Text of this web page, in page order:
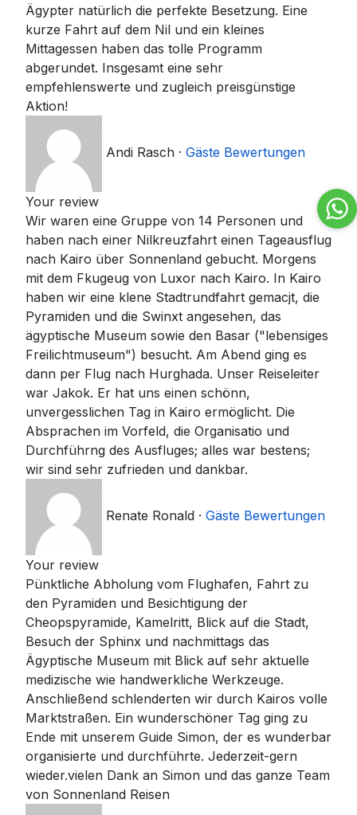
Ägypter natürlich die perfekte Besetzung. Eine
kurze Fahrt auf dem Nil und ein kleines
Mittagessen haben das tolle Programm
abgerundet. Insgesamt eine sehr
empfehlenswerte und zugleich preisgünstige
Aktion!
Andi Rasch · Gäste Bewertungen
Your review
Wir waren eine Gruppe von 14 Personen und
haben nach einer Nilkreuzfahrt einen Tageausflug
nach Kairo über Sonnenland gebucht. Morgens
mit dem Fkugeug von Luxor nach Kairo. In Kairo
haben wir eine klene Stadtrundfahrt gemacjt, die
Pyramiden und die Swinxt angesehen, das
ägyptische Museum sowie den Basar ("lebensiges
Freilichtmuseum") besucht. Am Abend ging es
dann per Flug nach Hurghada. Unser Reiseleiter
war Jakok. Er hat uns einen schönn,
unvergesslichen Tag in Kairo ermöglicht. Die
Absprachen im Vorfeld, die Organisatio und
Durchführng des Ausfluges; alles war bestens;
wir sind sehr zufrieden und dankbar.
Renate Ronald · Gäste Bewertungen
Your review
Pünktliche Abholung vom Flughafen, Fahrt zu
den Pyramiden und Besichtigung der
Cheopspyramide, Kamelritt, Blick auf die Stadt,
Besuch der Sphinx und nachmittags das
Ägyptische Museum mit Blick auf sehr aktuelle
medizische wie handwerkliche Werkzeuge.
Anschließend schlenderten wir durch Kairos volle
Marktstraßen. Ein wunderschöner Tag ging zu
Ende mit unserem Guide Simon, der es wunderbar
organisierte und durchführte. Jederzeit-gern
wieder.vielen Dank an Simon und das ganze Team
von Sonnenland Reisen